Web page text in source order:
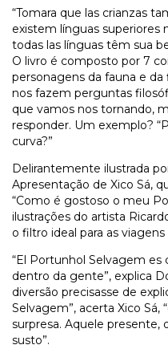
“Tomara que las crianzas
existem línguas superiores
todas las línguas têm sua
O livro é composto por 7
personagens da fauna e
nos fazem perguntas
que vamos nos tornando,
responder. Um exemplo?
curva?”
Delirantemente ilustrada
Apresentação de Xico Sá,
“Como é gostoso o meu
ilustrações do artista
o filtro ideal para as viagens
“El Portunhol Selvagem
dentro da gente”, explica
diversão precisasse de
Selvagem”, acerta Xico Sá,
surpresa. Aquele presente,
susto”.